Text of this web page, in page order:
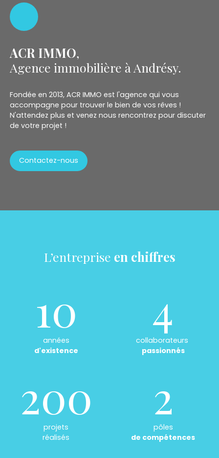
ACR IMMO,
Agence immobilière à Andrésy.
Fondée en 2013, ACR IMMO est l'agence qui vous
accompagne pour trouver le bien de vos rêves !
N'attendez plus et venez nous rencontrez pour discuter
de votre projet !
Contactez-nous
L’entreprise en chiffres
10
années
d'existence
4
collaborateurs
passionnés
200
projets
réalisés
2
pôles
de compétences